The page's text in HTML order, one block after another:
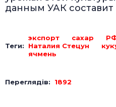
данным УАК составит
Теги:
экспорт сахар
Наталия Стецун
ячмень
Переглядів: 1892